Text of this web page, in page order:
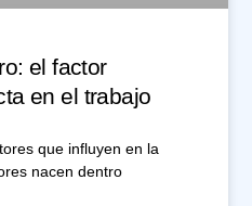
el factor
en el trabajo
que influyen en la
nacen dentro